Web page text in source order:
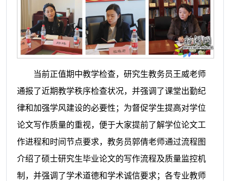
当前正值期中教学检查，研究生教务员王威老师
通报了近期教学秩序检查状况，并强调了课堂出勤纪
律和加强学风建设的必要性；为督促学生提高对学位
论文写作质量的重视，便于大家提前了解学位论文工
作进程和时间节点要求，教务员郭倩老师通过流程图
介绍了硕士研究生毕业论文的写作流程及质量监控机
制，并强调了学术道德和学术诚信要求；各专业教师